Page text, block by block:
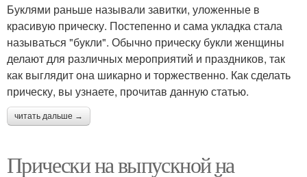
Буклями раньше называли завитки, уложенные в
красивую прическу. Постепенно и сама укладка стала
называться "букли". Обычно прическу букли женщины
делают для различных мероприятий и праздников, так
как выглядит она шикарно и торжественно. Как сделать
прическу, вы узнаете, прочитав данную статью.
читать дальше →
Прически на выпускной на